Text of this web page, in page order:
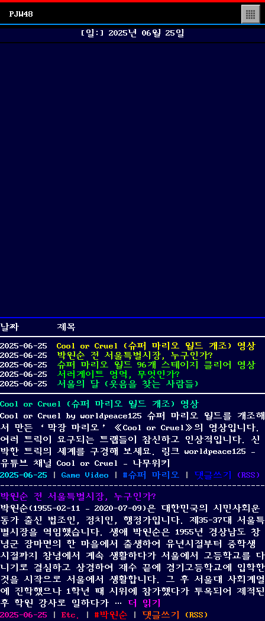
PJW48
▒
[일:] 2025년 06월 25일
날짜
제목
2025-06-25
Cool or Cruel (슈퍼 마리오 월드 개조) 영상
2025-06-25
박원순 전 서울특별시장, 누구인가?
2025-06-25
슈퍼 마리오 월드 96개 스테이지 클리어 영상
2025-06-25
서러게이트 영역, 무엇인가?
2025-06-25
서울의 달 (웃음을 찾는 사람들)
Cool or Cruel (슈퍼 마리오 월드 개조) 영상
Cool or Cruel by worldpeace125 슈퍼 마리오 월드를 개조해
서 만든 ‘막장 마리오’ 《Cool or Cruel》의 영상입니다.
여러 트릭이 요구되는 트랩들이 참신하고 인상적입니다. 신
박한 트릭의 세계를 구경해 보세요. 링크 worldpeace125 –
유튜브 채널 Cool or Cruel – 나무위키
Posted
on
2025-06-25 Categories
Game Video Tags
슈퍼 마리오 댓글쓰기
on
Cool
Cruel
(슈
퍼
마
리
오
월
드
(RSS)
박원순 전 서울특별시장, 누구인가?
박원순(1955-02-11 – 2020-07-09)은 대한민국의 시민사회운
동가 출신 법조인, 정치인, 행정가입니다. 제35-37대 서울특
별시장을 역임했습니다. 생애 박원순은 1955년 경상남도 창
녕군 장마면의 한 마을에서 출생하여 유년시절부터 중학생
시절까지 창녕에서 계속 생활하다가 서울에서 고등학교를 다
니기로 결심하고 상경하여 재수 끝에 경기고등학교에 입학한
것을 시작으로 서울에서 생활합니다. 그 후 서울대 사회계열
에 진학했으나 1학년 때 시위에 참가했다가 투옥되어 제적된
후 학원 강사로 일하다가 … “박원순 전 서울특별시장, 누
더 읽기
Posted
2025-06-25 Categories
Etc. Tags
박원순 댓글쓰기
on(RSS)